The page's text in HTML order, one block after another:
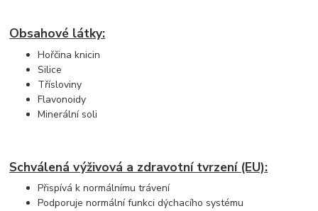
Obsahové látky:
Hořčina knicin
Silice
Třísloviny
Flavonoidy
Minerální soli
Schválená výživová a zdravotní tvrzení (EU):
Přispívá k normálnímu trávení
Podporuje normální funkci dýchacího systému